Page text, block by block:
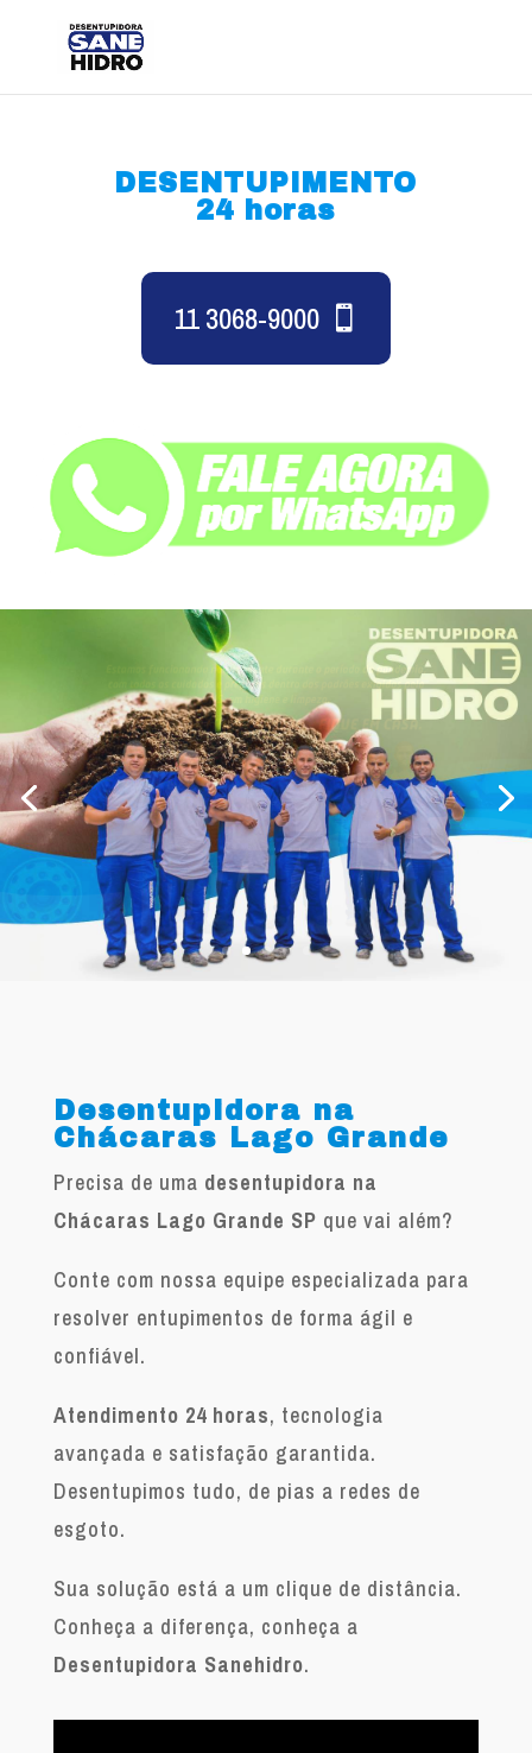
DESENTUPIMENTO
24 horas
11 3068-9000
Desentupidora na
Chácaras Lago Grande
Precisa de uma desentupidora na
Chácaras Lago Grande SP que vai além?
Conte com nossa equipe especializada para
resolver entupimentos de forma ágil e
confiável.
Atendimento 24 horas, tecnologia
avançada e satisfação garantida.
Desentupimos tudo, de pias a redes de
esgoto.
Sua solução está a um clique de distância.
Conheça a diferença, conheça a
Desentupidora Sanehidro.